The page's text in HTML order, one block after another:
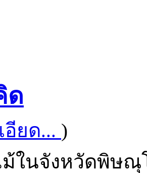
ด
อียด... )
ในจังหวัดพิษณุ